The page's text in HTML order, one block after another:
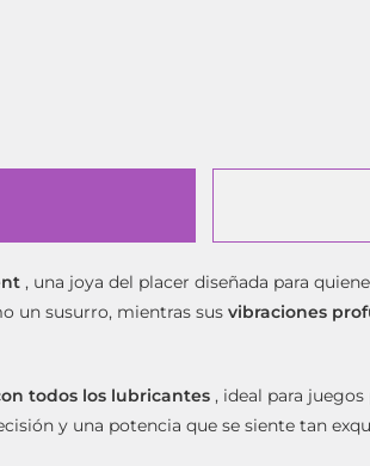
, una joya del placer diseñada para
un susurro, mientras susvibraciones
todos los lubricantes , ideal para
y una potencia que se siente tan